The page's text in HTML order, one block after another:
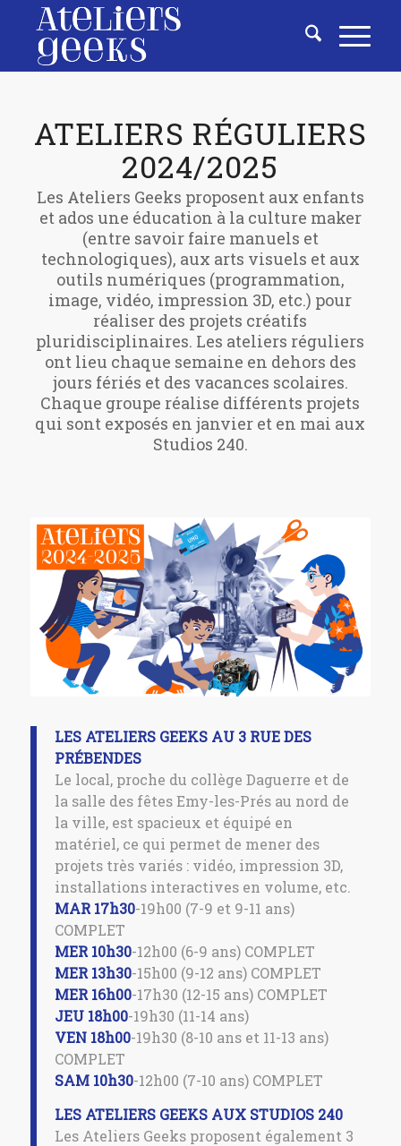
ATELIERS RÉGULIERS
2024/2025
Les Ateliers Geeks proposent aux enfants
et ados une éducation à la culture maker
(entre savoir faire manuels et
technologiques), aux arts visuels et aux
outils numériques (programmation,
image, vidéo, impression 3D, etc.) pour
réaliser des projets créatifs
pluridisciplinaires. Les ateliers réguliers
ont lieu chaque semaine en dehors des
jours fériés et des vacances scolaires.
Chaque groupe réalise différents projets
qui sont exposés en janvier et en mai aux
Studios 240.
LES ATELIERS GEEKS AU 3 RUE DES
PRÉBENDES
Le local, proche du collège Daguerre et de
la salle des fêtes Emy-les-Prés au nord de
la ville, est spacieux et équipé en
matériel, ce qui permet de mener des
projets très variés : vidéo, impression 3D,
installations interactives en volume, etc.
MAR 17h30-19h00 (7-9 et 9-11 ans)
COMPLET
MER 10h30-12h00 (6-9 ans) COMPLET
MER 13h30-15h00 (9-12 ans) COMPLET
MER 16h00-17h30 (12-15 ans) COMPLET
JEU 18h00-19h30 (11-14 ans)
VEN 18h00-19h30 (8-10 ans et 11-13 ans)
COMPLET
SAM 10h30-12h00 (7-10 ans) COMPLET
LES ATELIERS GEEKS AUX STUDIOS 240
Les Ateliers Geeks proposent également 3